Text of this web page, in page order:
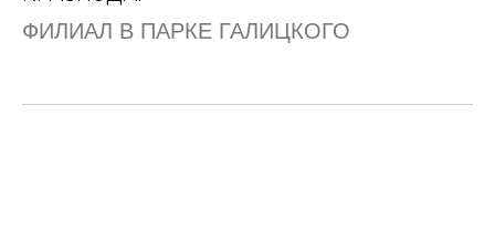
ФИЛИАЛ В ПАРКЕ ГАЛИЦКОГО